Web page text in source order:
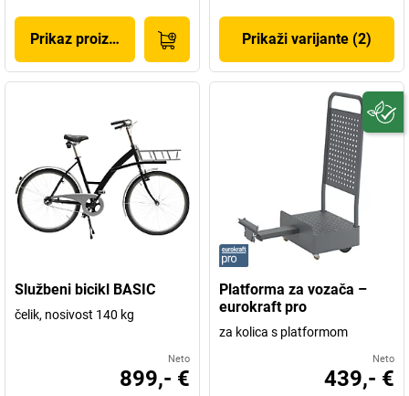
Prikaz proizvoda Prikaži varijante (2)
Službeni bicikl BASIC
čelik, nosivost 140 kg
Neto
899,- €
Platforma za vozača –
eurokraft pro
za kolica s platformom
Neto
439,- €